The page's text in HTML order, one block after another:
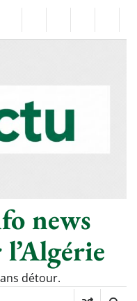
SociétéCultureMondeÉconomie
Tech
news
détour.